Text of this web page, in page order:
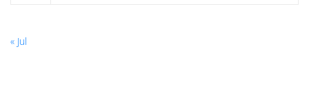
« Jul